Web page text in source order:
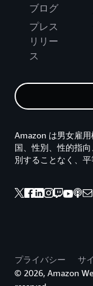
ブログ
プレス
リリー
ス
Amazon は男女雇
国、性別、性的指
別することなく、
プライバシー サ
© 2026, Amazon